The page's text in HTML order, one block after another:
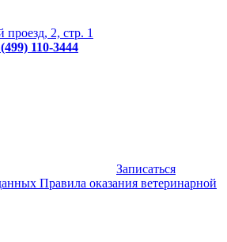
2, стр. 1
110-3444
Записаться
Правила оказания ветеринарной